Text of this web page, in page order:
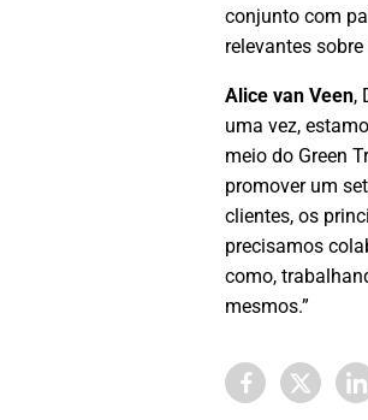
conjunto com
relevantes
Alice van Veen,
uma vez,
meio do Green
promover um
clientes, os
precisamos
como,
mesmos.”